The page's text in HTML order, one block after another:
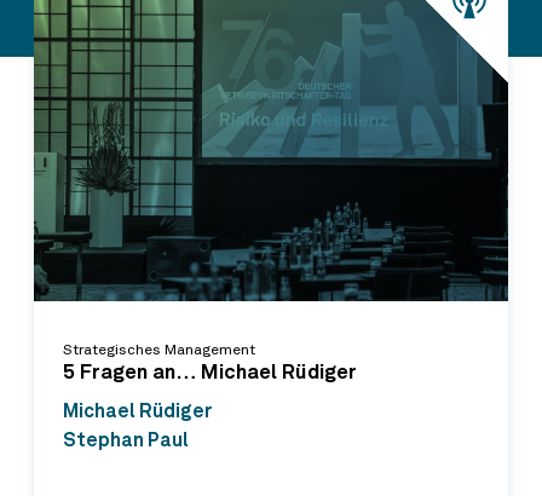
Strategisches Management
5 Fragen an… Michael Rüdiger
Michael Rüdiger
Stephan Paul